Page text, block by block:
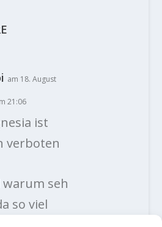
am 18. August
21:06
ist
verboten
warum seh
so viel